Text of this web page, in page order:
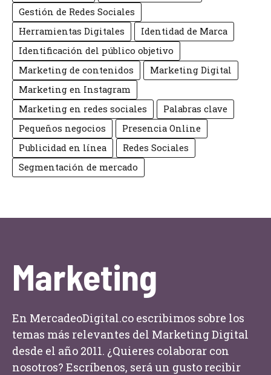
Gestión de Redes Sociales
Herramientas Digitales
Identidad de Marca
Identificación del público objetivo
Marketing de contenidos
Marketing Digital
Marketing en Instagram
Marketing en redes sociales
Palabras clave
Pequeños negocios
Presencia Online
Publicidad en línea
Redes Sociales
Segmentación de mercado
Marketing
En MercadeoDigital.co escribimos sobre los
temas más relevantes del Marketing Digital
desde el año 2011. ¿Quieres colaborar con
nosotros? Escríbenos, será un gusto recibir